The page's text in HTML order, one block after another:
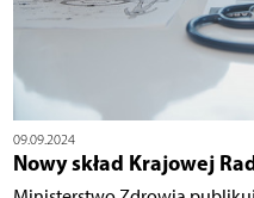
09.09.2024
Nowy skład Krajowej